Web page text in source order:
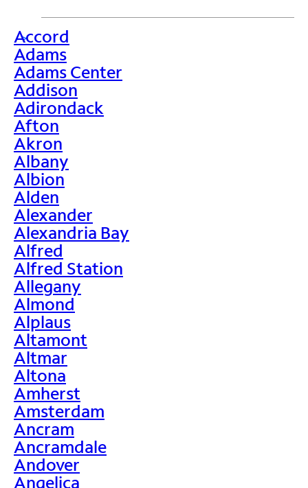
>
Accord
Adams
Adams Center
Addison
Adirondack
Afton
Akron
Albany
Albion
Alden
Alexander
Alexandria Bay
Alfred
Alfred Station
Allegany
Almond
Alplaus
Altamont
Altmar
Altona
Amherst
Amsterdam
Ancram
Ancramdale
Andover
Angelica